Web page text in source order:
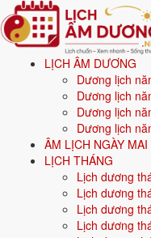
LỊCH ÂM DƯƠNG
Dương lịch
Dương lịch
Dương lịch
Dương lịch
ÂM LỊCH NGÀY MAI
LỊCH THÁNG
Lịch dương
Lịch dương
Lịch dương
Lịch dương
Trang chủ
Mệnh ngũ hành
Sinh năm 2028
Sinh năm2028
Người sinh năm 2028là